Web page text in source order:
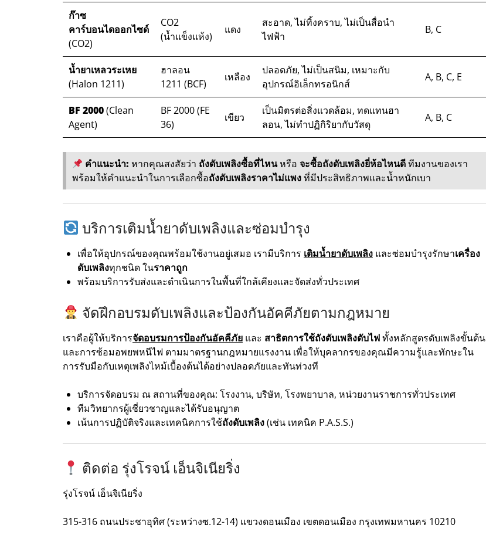
ก๊าซ
คาร์บอนไดออกไซด์
(CO2)
CO2
(น้ำแข็งแห้ง)
แดง
สะอาด, ไม่ทิ้งคราบ, ไม่เป็นสื่อนำ
ไฟฟ้า
B, C
น้ำยาเหลวระเหย
(Halon 1211)
ฮาลอน
1211 (BCF)
เหลือง
ปลอดภัย, ไม่เป็นสนิม, เหมาะกับ
อุปกรณ์อิเล็กทรอนิกส์
A, B, C, E
BF 2000(Clean
Agent)
BF 2000 (FE
36)
เขียว
เป็นมิตรต่อสิ่งแวดล้อม, ทดแทนฮา
ลอน, ไม่ทำปฏิกิริยากับวัสดุ
A, B, C
คำแนะนำ: หากคุณสงสัยว่า ถังดับเพลิงซื้อที่ไหนหรือจะซื้อถังดับเพลิงยี่ห้อไหนดีทีมงานของเรา
พร้อมให้คำแนะนำในการเลือกซื้อถังดับเพลิงราคาไม่แพงที่มีประสิทธิภาพและน้ำหนักเบา
บริการเติมน้ำยาดับเพลิงและซ่อมบำรุง
เพื่อให้อุปกรณ์ของคุณพร้อมใช้งานอยู่เสมอ เรามีบริการ เติมน้ำยาดับเพลิง และซ่อมบำรุงรักษาเครื่อง
ดับเพลิงทุกชนิด ในราคาถูก
พร้อมบริการรับส่งและดำเนินการในพื้นที่ใกล้เคียงและจัดส่งทั่วประเทศ
จัดฝึกอบรมดับเพลิงและป้องกันอัคคีภัยตามกฎหมาย
เราคือผู้ให้บริการจัดอบรมการป้องกันอัคคีภัย และ สาธิตการใช้ถังดับเพลิงดับไฟทั้งหลักสูตรดับเพลิงขั้นต้น
และการซ้อมอพยพหนีไฟ ตามมาตรฐานกฎหมายแรงงาน เพื่อให้บุคลากรของคุณมีความรู้และทักษะใน
การรับมือกับเหตุเพลิงไหม้เบื้องต้นได้อย่างปลอดภัยและทันท่วงที
บริการจัดอบรม ณ สถานที่ของคุณ: โรงงาน, บริษัท, โรงพยาบาล, หน่วยงานราชการทั่วประเทศ
ทีมวิทยากรผู้เชี่ยวชาญและได้รับอนุญาต
เน้นการปฏิบัติจริงและเทคนิคการใช้ถังดับเพลิง(เช่น เทคนิค P.A.S.S.)
ติดต่อ รุ่งโรจน์ เอ็นจิเนียริ่ง
รุ่งโรจน์ เอ็นจิเนียริ่ง
315-316 ถนนประชาอุทิศ (ระหว่างซ.12-14) แขวงดอนเมือง เขตดอนเมือง กรุงเทพมหานคร 10210